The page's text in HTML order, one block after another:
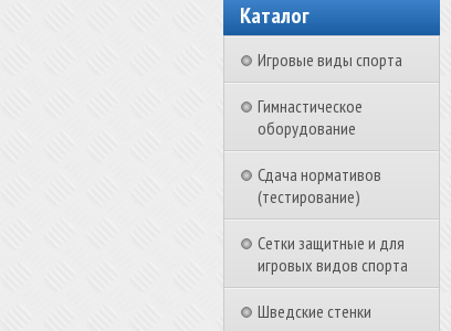
Каталог
Игровые виды спорта
Гимнастическое
оборудование
Сдача нормативов
(тестирование)
Сетки защитные и для
игровых видов спорта
Шведские стенки